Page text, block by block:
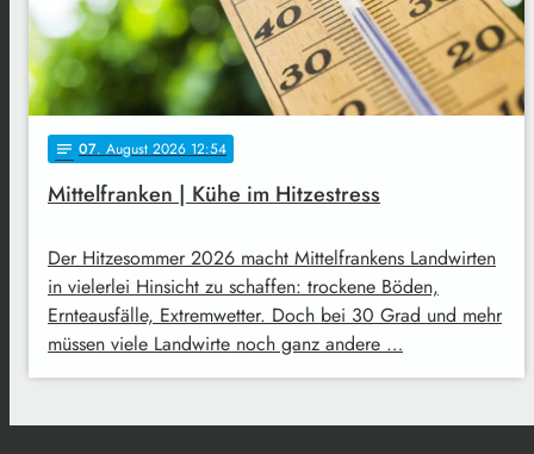
notes 07. August 2026 12:54
Mittelfranken | Kühe im Hitzestress
Der Hitzesommer 2026 macht Mittelfrankens Landwirten
in vielerlei Hinsicht zu schaffen: trockene Böden,
Ernteausfälle, Extremwetter. Doch bei 30 Grad und mehr
müssen viele Landwirte noch ganz andere …